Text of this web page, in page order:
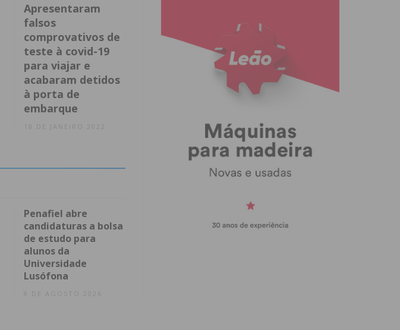
Apresentaram
falsos
comprovativos de
teste à covid-19
para viajar e
acabaram detidos
à porta de
embarque
18 DE JANEIRO 2022
Penafiel abre
candidaturas a bolsa
de estudo para
alunos da
Universidade
Lusófona
8 DE AGOSTO 2026